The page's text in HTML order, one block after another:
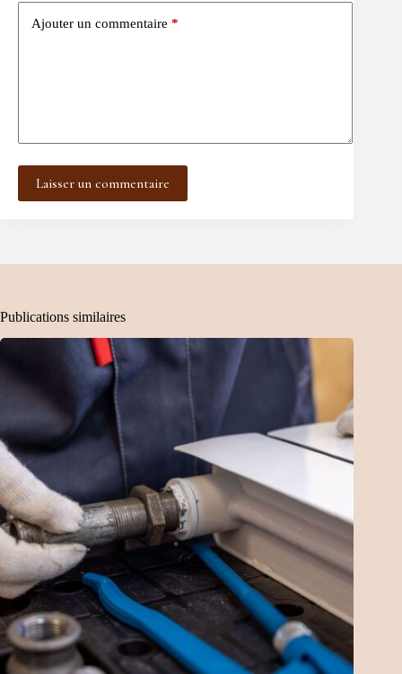
Ajouter un commentaire *
Laisser un commentaire
Publications similaires